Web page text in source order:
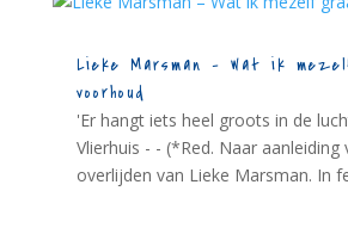
Lieke Marsman – Wat ik
voorhoud
'Er hangt iets heel groots in de
Vlierhuis - - (*Red. Naar aanleiding
overlijden van Lieke Marsman. In